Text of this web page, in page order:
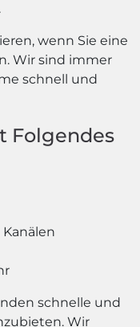
wenn Sie eine
Wir sind immer
schnell und
Folgendes
schnelle und
Wir